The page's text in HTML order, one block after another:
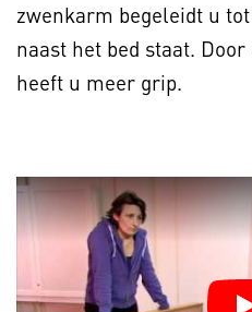
zwenkarm begeleidt u
naast het bed staat.
heeft u meer grip.